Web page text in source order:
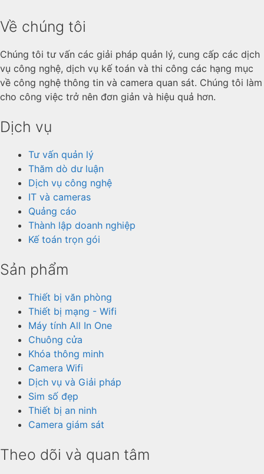
Về chúng tôi
Chúng tôi tư vấn các giải pháp quản lý, cung cấp các dịch
vụ công nghệ, dịch vụ kế toán và thi công các hạng mục
về công nghệ thông tin và camera quan sát. Chúng tôi làm
cho công việc trở nên đơn giản và hiệu quả hơn.
Dịch vụ
Tư vấn quản lý
Thăm dò dư luận
Dịch vụ công nghệ
IT và cameras
Quảng cáo
Thành lập doanh nghiệp
Kế toán trọn gói
Sản phẩm
Thiết bị văn phòng
Thiết bị mạng - Wifi
Máy tính All In One
Chuông cửa
Khóa thông minh
Camera Wifi
Dịch vụ và Giải pháp
Sim số đẹp
Thiết bị an ninh
Camera giám sát
Theo dõi và quan tâm